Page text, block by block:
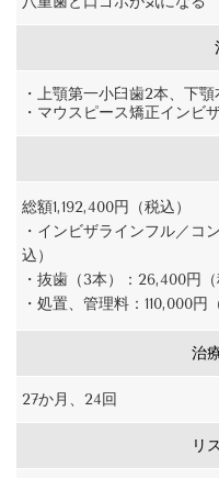
・上顎第一小臼歯2本、下
・マウスピース矯正インビ
総額1,192,400円（税込）
・インビザラインフル／コ
込）
・抜歯（3本）：26,400円（
・処置、管理料：110,000円
治
27か月、24回
リ